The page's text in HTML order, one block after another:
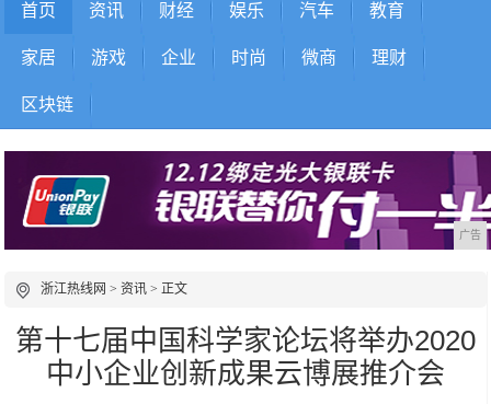
首页 资讯 财经 娱乐 汽车 教育
家居 游戏 企业 时尚 微商 理财
区块链
广告
浙江热线网 >资讯 > 正文
第十七届中国科学家论坛将举办2020
中小企业创新成果云博展推介会